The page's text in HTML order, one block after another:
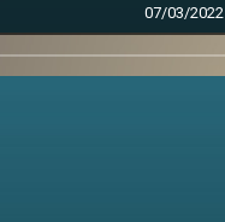
07/03/2022